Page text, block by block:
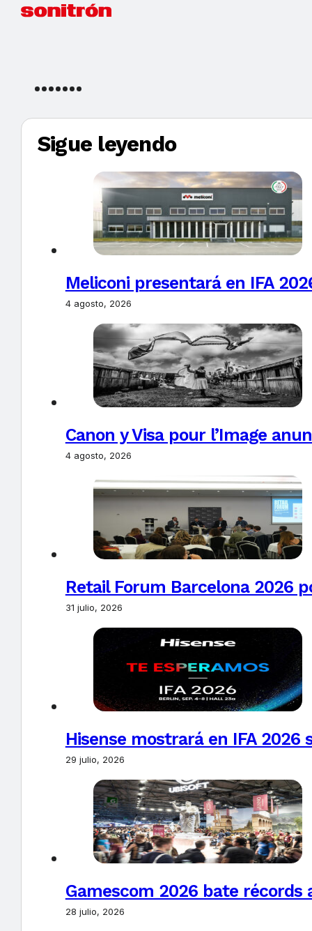
Sigue leyendo
Meliconi presentará en IFA
4 agosto, 2026
Canon y Visa pour l’Image
4 agosto, 2026
Retail Forum Barcelona 2026
31 julio, 2026
Hisense mostrará en IFA
29 julio, 2026
Gamescom 2026 bate récords
28 julio, 2026